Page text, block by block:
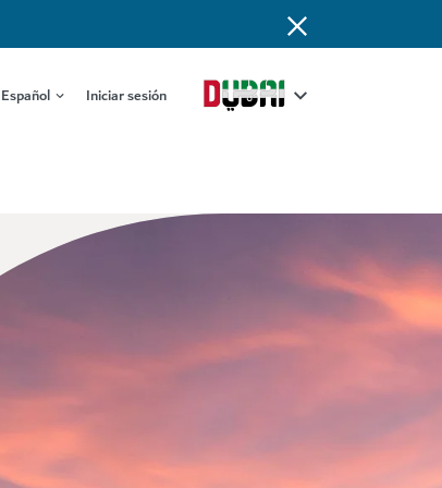
Español Iniciar sesión